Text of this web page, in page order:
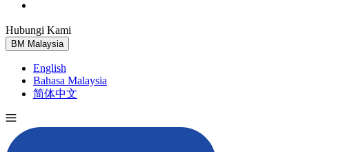
Hubungi Kami
BM Malaysia
English
Bahasa Malaysia
简体中文